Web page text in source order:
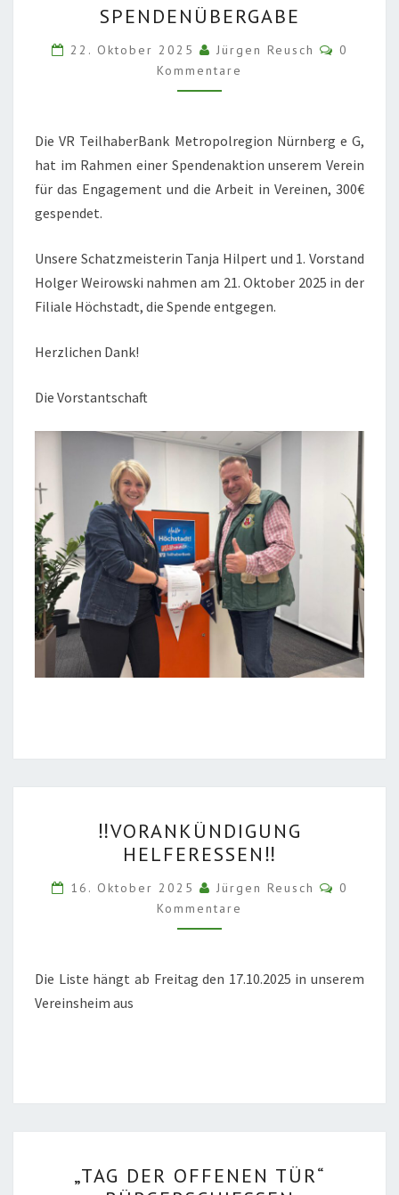
SPENDENÜBERGABE
22. Oktober 2025 Jürgen Reusch
0
Kommentare
Die VR TeilhaberBank Metropolregion Nürnberg e G,
hat im Rahmen einer Spendenaktion unserem Verein
für das Engagement und die Arbeit in Vereinen, 300€
gespendet.
Unsere Schatzmeisterin Tanja Hilpert und 1. Vorstand
Holger Weirowski nahmen am 21. Oktober 2025 in der
Filiale Höchstadt, die Spende entgegen.
Herzlichen Dank!
Die Vorstantschaft
VORANKÜNDIGUNG
HELFERESSEN‼️
‼️VORANKÜNDIGUNG
HELFERESSEN‼️
16. Oktober 2025 Jürgen Reusch
0
Kommentare
Die Liste hängt ab Freitag den 17.10.2025 in unserem
Vereinsheim aus
DER
„TAG DER OFFENEN TÜR“